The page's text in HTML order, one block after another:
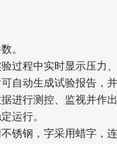
。
程中实时显示压力
自动生成试验报告，并
行测控、监视并作
运行。
钢，字采用蜡字，连